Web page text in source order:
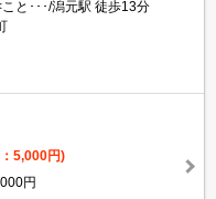
と･･･/潟元駅 徒歩13分
5,000円)
円